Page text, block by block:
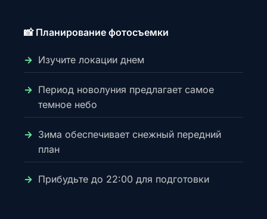
📸 Планирование фотосъемки
Изучите локации днем
Период новолуния предлагает самое
темное небо
Зима обеспечивает снежный передний
план
Прибудьте до 22:00 для подготовки